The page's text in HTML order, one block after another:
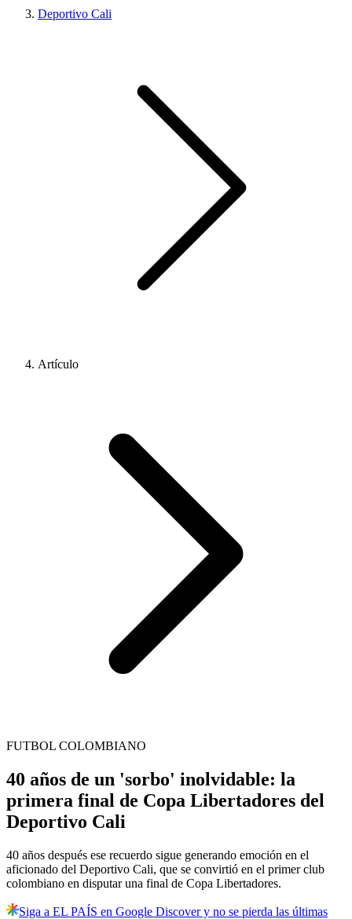
Deportivo Cali
Artículo
FUTBOL COLOMBIANO
40 años de un 'sorbo' inolvidable: la
primera final de Copa Libertadores del
Deportivo Cali
40 años después ese recuerdo sigue generando emoción en el
aficionado del Deportivo Cali, que se convirtió en el primer club
colombiano en disputar una final de Copa Libertadores.
Siga a EL PAÍS en Google Discover y no se pierda las últimas